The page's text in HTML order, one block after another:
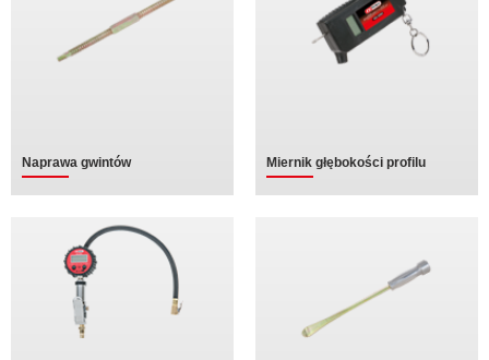
Naprawa gwintów Miernik głębokości profilu